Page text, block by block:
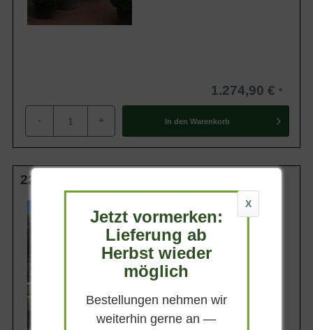
1.274,90 €
- + In den Warenkorb
225 cm Stamm 30-35 StU im Container
300-350 cm
Gewicht
ca. 400 kg
Anzahl Verschulungen
5xv (5-fach verpflanzt)
Lieferbar
X
Jetzt vormerken:
Lieferung ab
Herbst wieder
möglich
Bestellungen nehmen wir
weiterhin gerne an —